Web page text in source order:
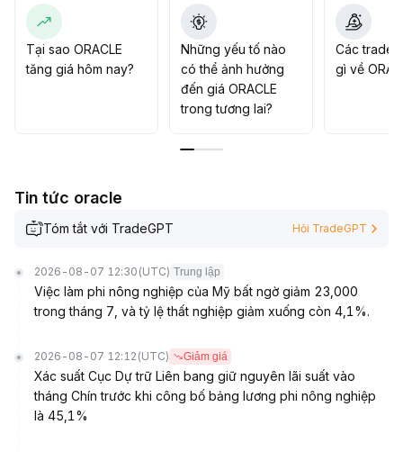
lập vùng rủi ro khắt khe, nếu về sau khối lượng và giá
không cộng hưởng liên tục, hãy kiểm soát rủi ro suy
giảm kịp thời để phòng tránh biến động ngắn hạn do tâm
lý thay đổi thất thường
Tại sao ORACLE
tăng giá hôm nay?
Những yếu tố nào
có thể ảnh hưởng
đến giá ORACLE
trong tương lai?
Các trader
gì về
Tin tức oracle
Tóm tắt với TradeGPT Hỏi TradeGPT
2026-08-07 12:30 (UTC) Trung lập
Việc làm phi nông nghiệp của Mỹ bất ngờ giảm 23,000
trong tháng 7, và tỷ lệ thất nghiệp giảm xuống còn 4,1%.
2026-08-07 12:12 (UTC) Giảm giá
Xác suất Cục Dự trữ Liên bang giữ nguyên lãi suất vào
tháng Chín trước khi công bố bảng lương phi nông nghiệp
là 45,1%